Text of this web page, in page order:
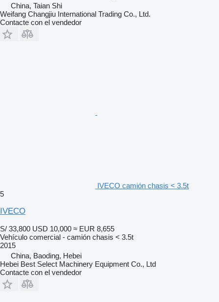
China, Taian Shi
Weifang Changjiu International Trading Co., Ltd.
Contacte con el vendedor
IVECO camión chasis < 3.5t
5
IVECO
S/ 33,800 USD 10,000 ≈ EUR 8,655
Vehículo comercial - camión chasis < 3.5t
2015
China, Baoding, Hebei
Hebei Best Select Machinery Equipment Co., Ltd
Contacte con el vendedor